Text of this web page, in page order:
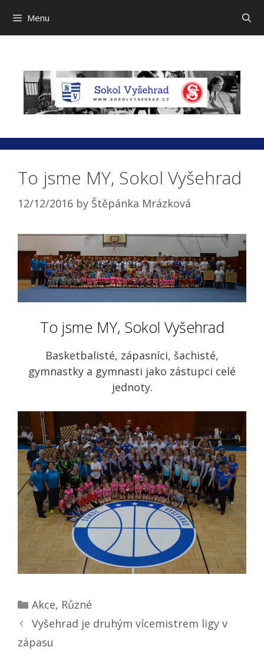
content
Menu
To jsme MY, Sokol Vyšehrad
12/12/2016 by Štěpánka Mrázková
To jsme MY, Sokol Vyšehrad
Basketbalisté, zápasníci, šachisté,
gymnastky a gymnasti jako zástupci celé
jednoty.
Categories
Akce, Různé
Vyšehrad je druhým vícemistrem ligy v
zápasu